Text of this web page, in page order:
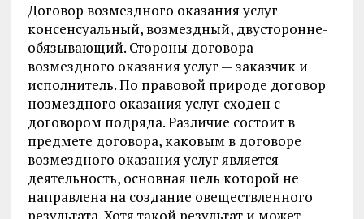
Договор возмездного оказания услуг
консенсуальный, возмезд­ный, двусторонне-
обязывающий. Стороны договора
возмездного ока­зания услуг — заказчик и
исполнитель. По правовой природе договор
нозмездного оказания услуг сходен с
договором подряда. Различие со­стоит в
предмете договора, каковым в договоре
возмездного оказания услуг является
деятельность, основная цель которой не
направлена на создание овеществленного